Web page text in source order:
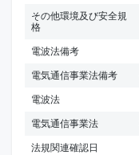
その他環境及び安全規
格
電波法備考
電気通信事業法備考
電波法
電気通信事業法
法規関連確認日